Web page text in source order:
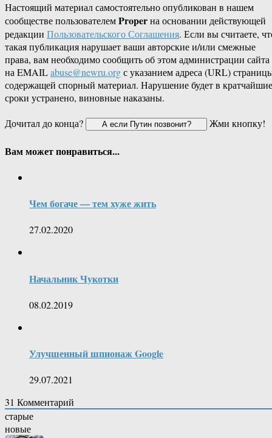
Настоящий материал самостоятельно опубликован в нашем
сообществе пользователемProperна основании действующей
редакции Пользовательского Соглашения. Если вы считаете,
такая публикация нарушает ваши авторские и/или смежные
права, вам необходимо сообщить об этом администрации сайта
на EMAILabuse@newru.orgс указанием адреса (URL)
содержащей спорный материал. Нарушение будет в кратчайшие
сроки устранено, виновные наказаны.
Дочитал до конца?
Жми кнопку!
Вам может понравиться...
Чем богаче — тем хуже жить
27.02.2020
Начальник Чукотки
08.02.2019
Улучшенный шпионаж Google
29.07.2021
31 Комментарий
старые
новые